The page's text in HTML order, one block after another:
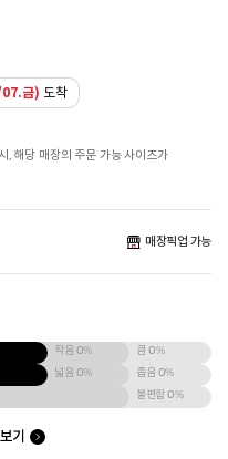
차이가 있을 수 있습니다.
금) 도착
, 해당 매장의 주문 가능 사이즈가
매장픽업 가능
작음0% 큼0%
넓음0% 좁음0%
불편함0%
기